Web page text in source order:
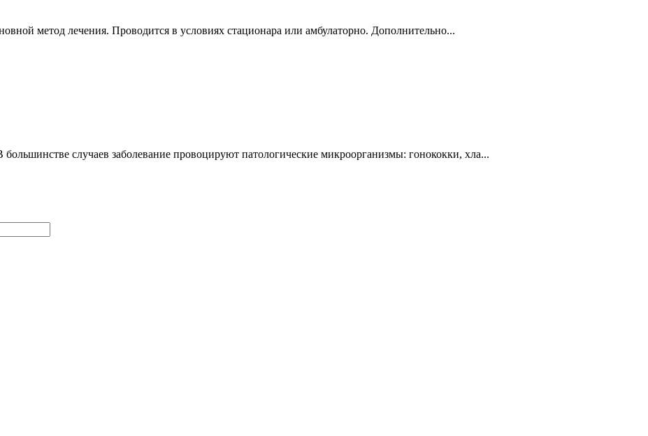
метод лечения. Проводится в условиях стационара или амбулаторно. Дополнительно...
случаев заболевание провоцируют патологические микроорганизмы: гонококки, хла...